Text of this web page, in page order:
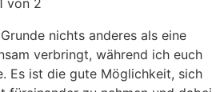
nichts anderes als eine
verbringt, während ich euch
Es ist die gute Möglichkeit, sich